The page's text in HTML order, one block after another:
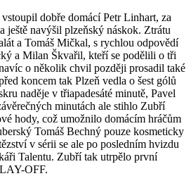
dobře domácí Petr Linhart, za
ještě navýšil plzeňský náskok. Ztrátu
a Tomáš Mičkal, s rychlou odpovědí
a Milan Škvařil, kteří se podělili o tři
o několik chvil později prosadil také
koncem tak Plzeň vedla o šest gólů
naděje v třiapadesáté minutě, Pavel
minutách ale stihlo Zubří
hody, což umožnilo domácím hráčům
Tomáš Bechný pouze kosmeticky
v sérii se ale po posledním hvizdu
Talentu. Zubří tak utrpělo první
OFF.